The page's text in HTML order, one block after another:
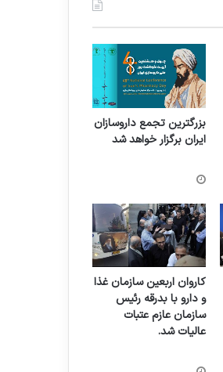
بزرگترین تجمع داروسازان
ایران برگزار خواهد شد
کاروان اربعین سازمان غذا
و دارو با بدرقه رئیس
سازمان عازم عتبات
عالیات شد.